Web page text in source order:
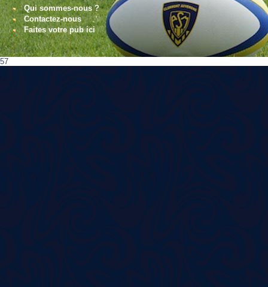
Qui sommes-nous ?
Contactez-nous
Faites votre pub ici
57